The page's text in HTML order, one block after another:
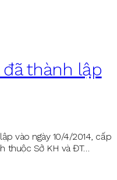
đã thành lập
vào ngày 10/4/2014, cấp
thuộc Sở KH và ĐT…